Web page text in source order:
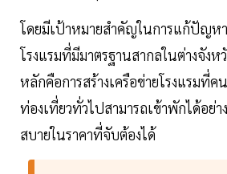
โดยมีเป้าหมายสำคัญในการแก้ปัญห
โรงแรมที่มีมาตรฐานสากลในต่างจัง
หลักคือการสร้างเครือข่ายโรงแรมที่
ท่องเที่ยวทั่วไปสามารถเข้าพักได้อย่
สบายในราคาที่จับต้องได้